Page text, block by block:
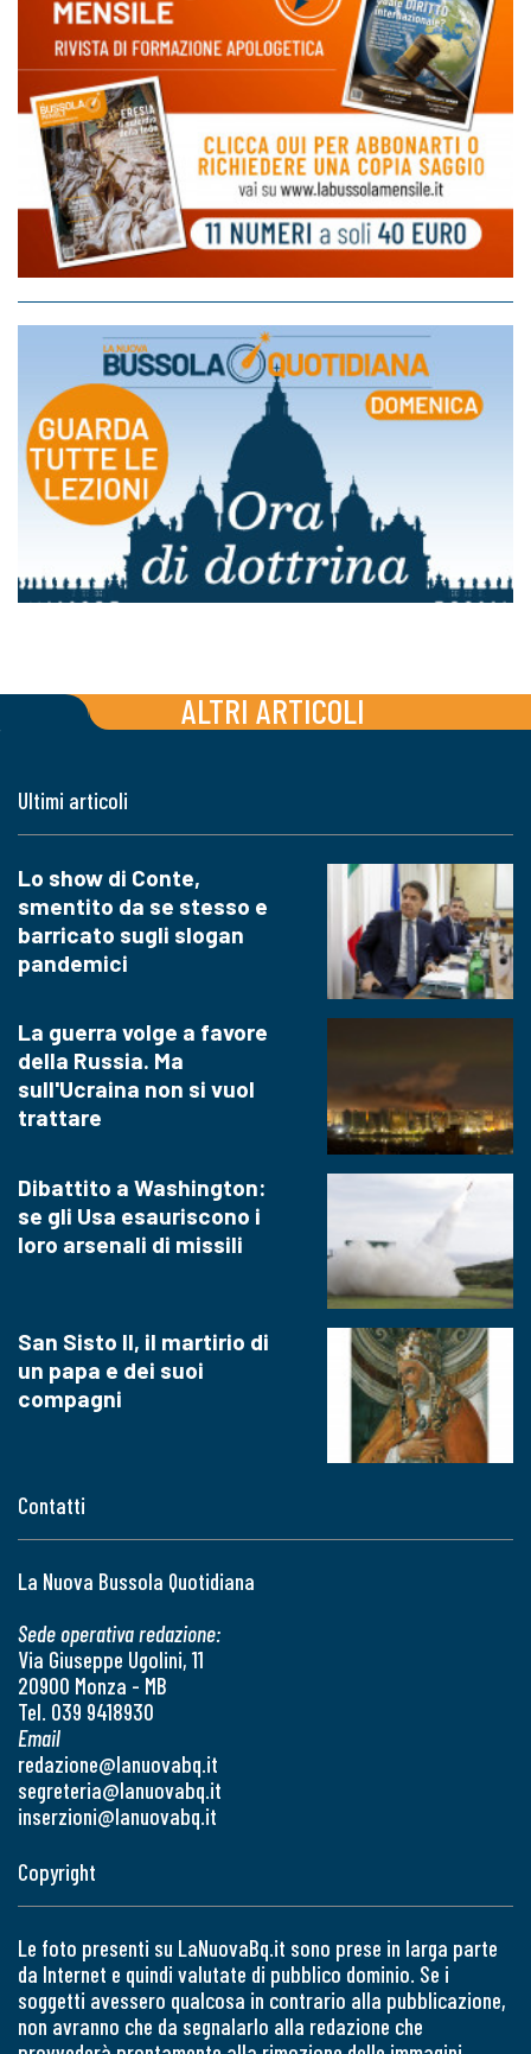
ALTRI ARTICOLI
Contatti
La Nuova Bussola Quotidiana
Sede operativa redazione:
Via Giuseppe Ugolini, 11
20900 Monza - MB
Tel. 039 9418930
Email
redazione@lanuovabq.it
segreteria@lanuovabq.it
inserzioni@lanuovabq.it
Ultimi articoli
Lo show di Conte,
smentito da se stesso e
barricato sugli slogan
pandemici
La guerra volge a favore
della Russia. Ma
sull'Ucraina non si vuol
trattare
Dibattito a Washington:
se gli Usa esauriscono i
loro arsenali di missili
San Sisto II, il martirio di
un papa e dei suoi
compagni
Copyright
Le foto presenti su LaNuovaBq.it sono prese in larga parte
da Internet e quindi valutate di pubblico dominio. Se i
soggetti avessero qualcosa in contrario alla pubblicazione,
non avranno che da segnalarlo alla redazione che